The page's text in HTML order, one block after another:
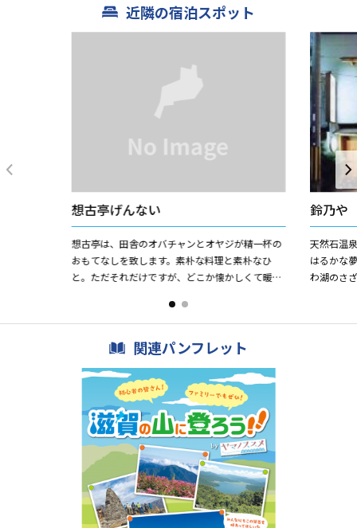
近隣の宿泊スポット
想古亭げんない
想古亭は、田舎のオバチャンとオヤジが精一杯の
おもてなしを致します。素朴な料理と素朴なひ
と。ただそれだけですが、どこか懐かしくて暖か
りは、一日四組様だけに限ら...
鈴乃や
天然石温
はるかな
わ湖のさ
関連パンフレット